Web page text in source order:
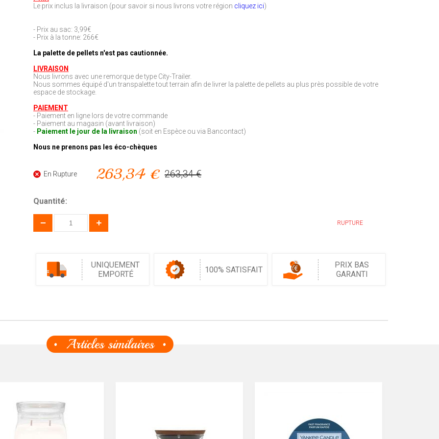
Le prix inclus la livraison (pour savoir si nous livrons votre région cliquez ici)
- Prix au sac: 3,99€
- Prix à la tonne: 266€
La palette de pellets n'est pas cautionnée.
LIVRAISON
Nous livrons avec une remorque de type City-Trailer.
Nous sommes équipé d'un transpalette tout terrain afin de livrer la palette de pellets au plus près possible de votre
espace de stockage.
PAIEMENT
- Paiement en ligne lors de votre commande
- Paiement au magasin (avant livraison)
- Paiement le jour de la livraison (soit en Espèce ou via Bancontact)
Nous ne prenons pas les éco-chèques
En Rupture 263,34 € 263,34 €
Quantité:
RUPTURE
UNIQUEMENT
EMPORTÉ
100% SATISFAIT
PRIX BAS
GARANTI
Articles similaires